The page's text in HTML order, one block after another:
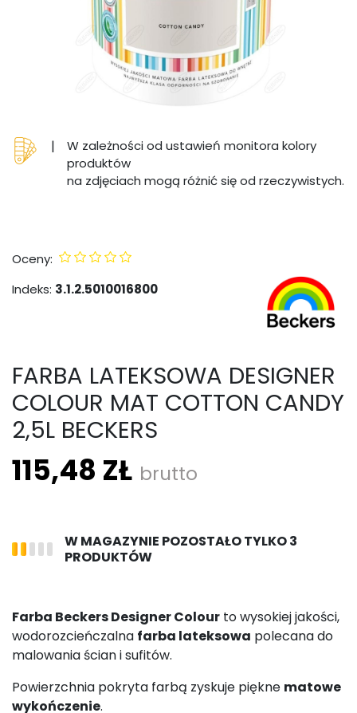
|
W zależności od ustawień monitora kolory
produktów
na zdjęciach mogą różnić się od rzeczywistych.
Oceny:
Indeks: 3.1.2.5010016800
FARBA LATEKSOWA DESIGNER
COLOUR MAT COTTON CANDY
2,5L BECKERS
115,48 ZŁ brutto
W MAGAZYNIE POZOSTAŁO TYLKO 3
PRODUKTÓW
Farba Beckers Designer Colour to wysokiej jakości,
wodorozcieńczalna farba lateksowa polecana do
malowania ścian i sufitów.
Powierzchnia pokryta farbą zyskuje piękne matowe
wykończenie.